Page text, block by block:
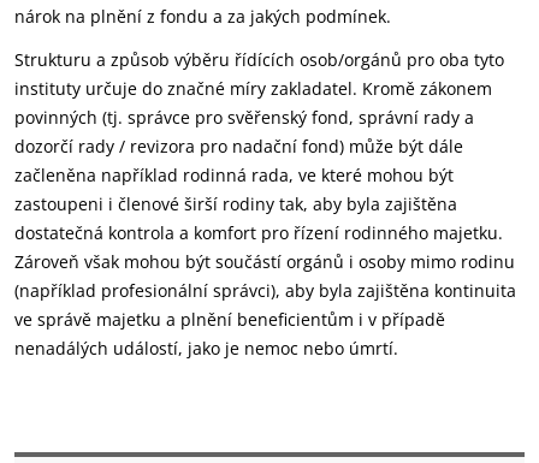
nárok na plnění z fondu a za jakých podmínek.
Strukturu a způsob výběru řídících osob/orgánů pro oba tyto
instituty určuje do značné míry zakladatel. Kromě zákonem
povinných (tj. správce pro svěřenský fond, správní rady a
dozorčí rady / revizora pro nadační fond) může být dále
začleněna například rodinná rada, ve které mohou být
zastoupeni i členové širší rodiny tak, aby byla zajištěna
dostatečná kontrola a komfort pro řízení rodinného majetku.
Zároveň však mohou být součástí orgánů i osoby mimo rodinu
(například profesionální správci), aby byla zajištěna kontinuita
ve správě majetku a plnění beneficientům i v případě
nenadálých událostí, jako je nemoc nebo úmrtí.